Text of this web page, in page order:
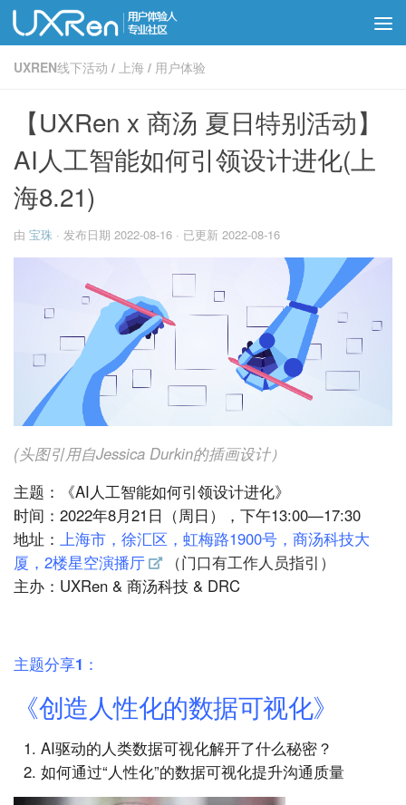
UXREN线下活动 / 上海 / 用户体验
【UXRen x 商汤 夏日特别活动】
AI人工智能如何引领设计进化(上
海8.21)
由 宝珠 · 发布日期 2022-08-16 · 已更新 2022-08-16
(头图引用自Jessica Durkin的插画设计）
主题：《AI人工智能如何引领设计进化》
时间：2022年8月21日（周日），下午13:00—17:30
地址： 上海市，徐汇区，虹梅路1900号，商汤科技大
厦，2楼星空演播厅
（门口有工作人员指引）
主办：UXRen & 商汤科技 & DRC
主题分享1：
《创造人性化的数据可视化》
AI驱动的人类数据可视化解开了什么秘密？
如何通过“人性化”的数据可视化提升沟通质量